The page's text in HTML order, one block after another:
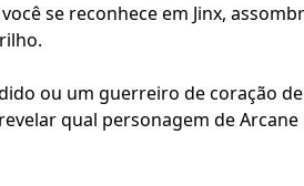
se reconhece em Jinx,
ou um guerreiro de coração
qual personagem de